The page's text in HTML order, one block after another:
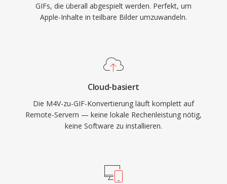
GIFs, die überall abgespielt werden. Perfekt, um
Apple-Inhalte in teilbare Bilder umzuwandeln.
Cloud-basiert
Die M4V-zu-GIF-Konvertierung läuft komplett auf
Remote-Servern — keine lokale Rechenleistung nötig,
keine Software zu installieren.